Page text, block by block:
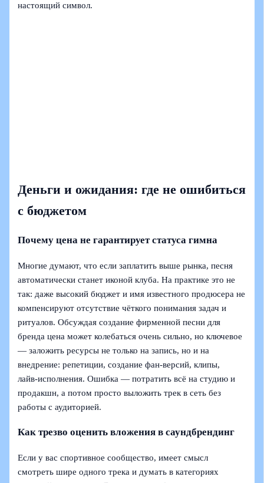
настоящий символ.
Деньги и ожидания: где не ошибиться
с бюджетом
Почему цена не гарантирует статуса гимна
Многие думают, что если заплатить выше рынка, песня
автоматически станет иконой клуба. На практике это не
так: даже высокий бюджет и имя известного продюсера не
компенсируют отсутствие чёткого понимания задач и
ритуалов. Обсуждая создание фирменной песни для
бренда цена может колебаться очень сильно, но ключевое
— заложить ресурсы не только на запись, но и на
внедрение: репетиции, создание фан‑версий, клипы,
лайв‑исполнения. Ошибка — потратить всё на студию и
продакшн, а потом просто выложить трек в сеть без
работы с аудиторией.
Как трезво оценить вложения в саундбрендинг
Если у вас спортивное сообщество, имеет смысл
смотреть шире одного трека и думать в категориях